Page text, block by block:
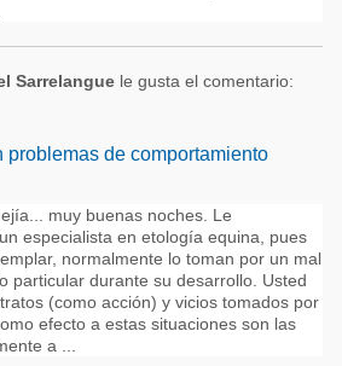
Sarrelangue le gusta el comentario:
problemas de comportamiento
muy buenas noches. Le
especialista en etología equina, pues
normalmente lo toman por un mal
particular durante su desarrollo. Usted
(como acción) y vicios tomados por
efecto a estas situaciones son las
a ...